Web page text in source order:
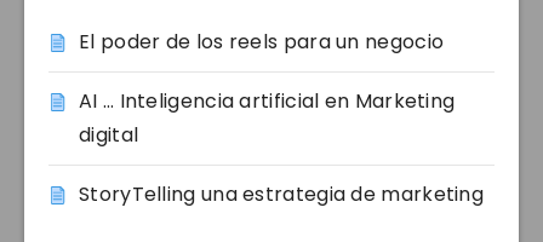
El poder de los reels para un negocio
AI … Inteligencia artificial en Marketing
digital
StoryTelling una estrategia de marketing